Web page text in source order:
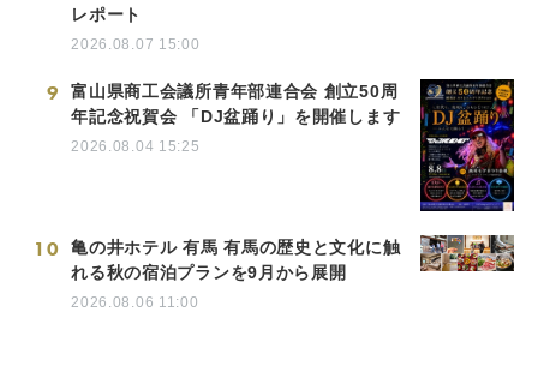
レポート
2026.08.07 15:00
9
富山県商工会議所青年部連合会 創立50周
年記念祝賀会 「DJ盆踊り」を開催します
2026.08.04 15:25
10
亀の井ホテル 有馬 有馬の歴史と文化に触
れる秋の宿泊プランを9月から展開
2026.08.06 11:00